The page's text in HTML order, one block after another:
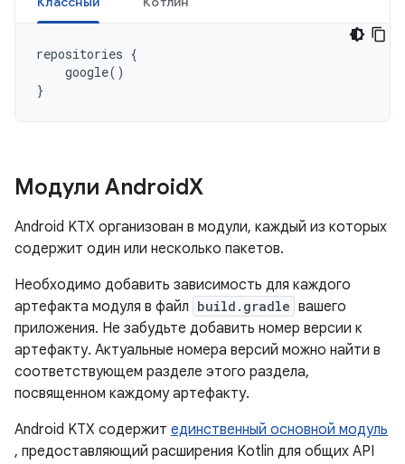
repositories {
google()
}
Модули AndroidX
Android KTX организован в модули, каждый из которых
содержит один или несколько пакетов.
Необходимо добавить зависимость для каждого
артефакта модуля в файл build.gradle вашего
приложения. Не забудьте добавить номер версии к
артефакту. Актуальные номера версий можно найти в
соответствующем разделе этого раздела,
посвященном каждому артефакту.
Android KTX содержит единственный основной модуль
, предоставляющий расширения Kotlin для общих API